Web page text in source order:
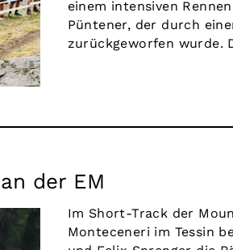
einem intensiven
Püntener, der durch
zurückgeworfen wurde.
der EM
Im Short-Track der
Monteceneri im Tessin